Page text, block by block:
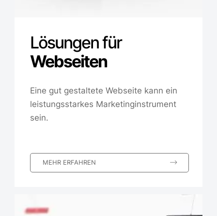
Lösungen für
Webseiten
Eine gut gestaltete Webseite kann ein
leistungsstarkes Marketinginstrument
sein.
MEHR ERFAHREN